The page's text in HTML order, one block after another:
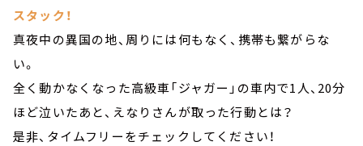
スタック！
真夜中の異国の地、周りには何もなく、携帯も繋がらな
い。
全く動かなくなった高級車「ジャガー」の車内で1人、20分
ほど泣いたあと、えなりさんが取った行動とは？
是非、タイムフリーをチェックしてください！